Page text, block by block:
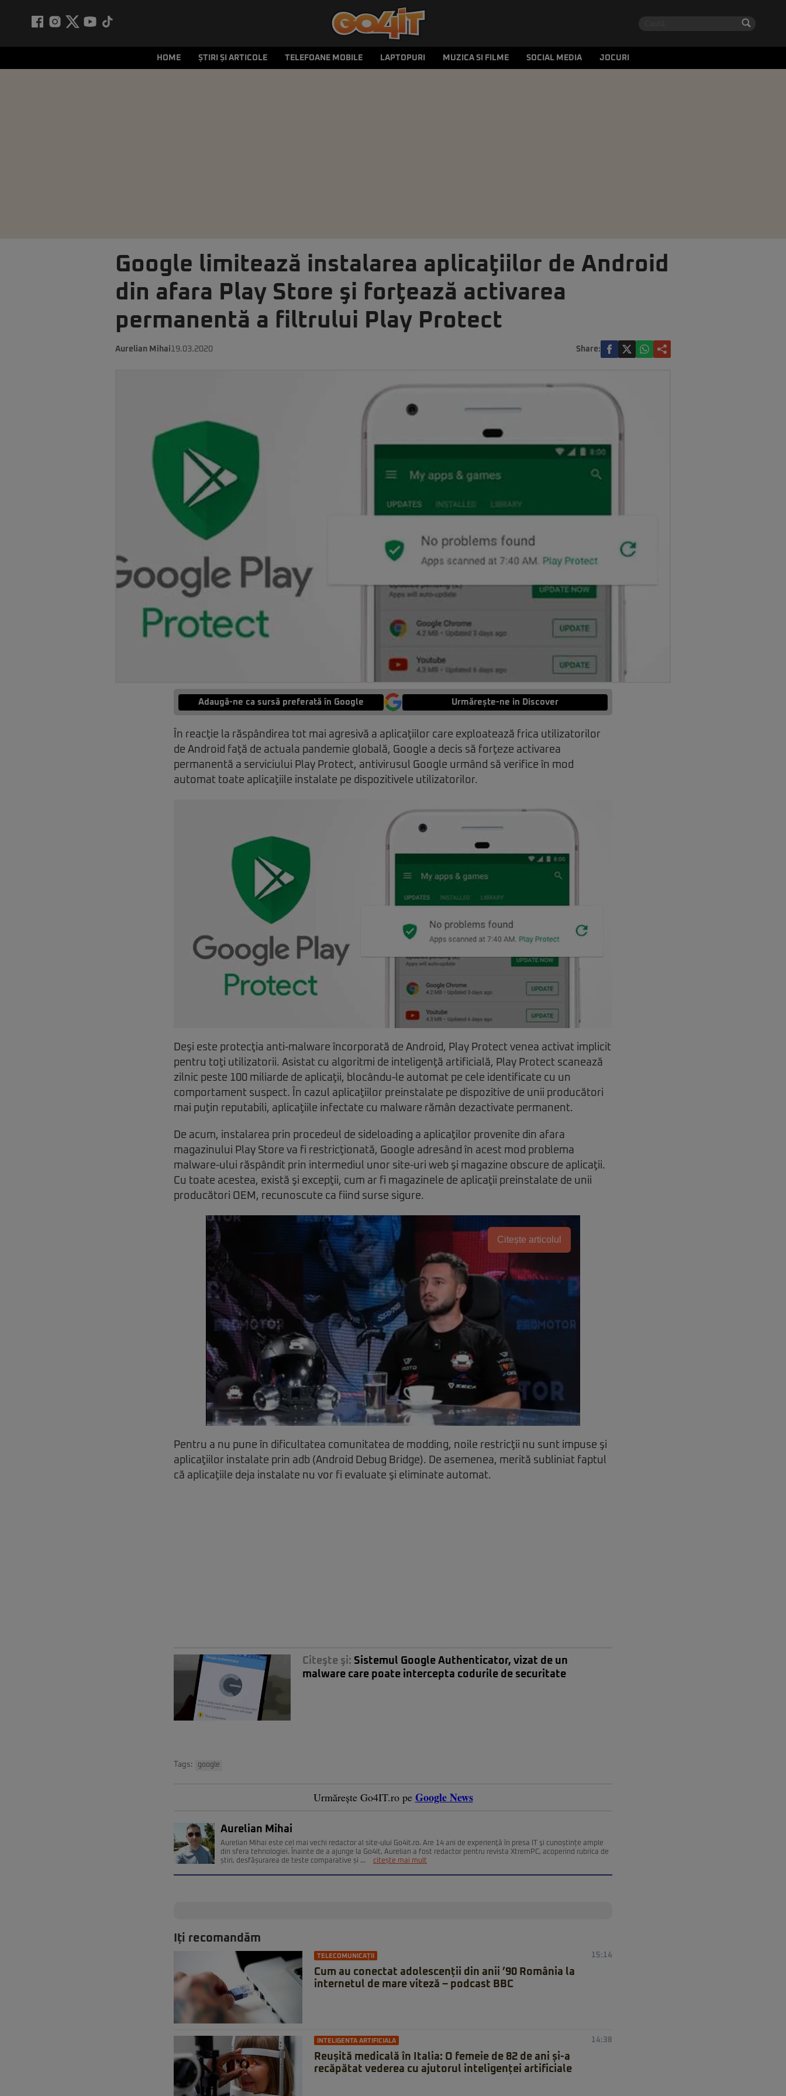
HOME ȘTIRI ȘI ARTICOLE TELEFOANE MOBILE LAPTOPURI MUZICA SI FILME SOCIAL MEDIA JOCURI
Google limitează instalarea aplicaţiilor de Android
din afara Play Store şi forţează activarea
permanentă a filtrului Play Protect
Aurelian Mihai19.03.2020 Share:
Adaugă-ne ca sursă preferată în Google Urmărește-ne in Discover
În reacţie la răspândirea tot mai agresivă a aplicaţiilor care exploatează frica utilizatorilor
de Android faţă de actuala pandemie globală, Google a decis să forţeze activarea
permanentă a serviciului Play Protect, antivirusul Google urmând să verifice în mod
automat toate aplicaţiile instalate pe dispozitivele utilizatorilor.
Deşi este protecţia anti-malware încorporată de Android, Play Protect venea activat implicit
pentru toţi utilizatorii. Asistat cu algoritmi de inteligenţă artificială, Play Protect scanează
zilnic peste 100 miliarde de aplicaţii, blocându-le automat pe cele identificate cu un
comportament suspect. În cazul aplicaţiilor preinstalate pe dispozitive de unii producători
mai puţin reputabili, aplicaţiile infectate cu malware rămân dezactivate permanent.
De acum, instalarea prin procedeul de sideloading a aplicaţilor provenite din afara
magazinului Play Store va fi restricţionată, Google adresând în acest mod problema
malware-ului răspândit prin intermediul unor site-uri web şi magazine obscure de aplicaţii.
Cu toate acestea, există şi excepţii, cum ar fi magazinele de aplicaţii preinstalate de unii
producători OEM, recunoscute ca fiind surse sigure.
Citește articolul
Pentru a nu pune în dificultatea comunitatea de modding, noile restricţii nu sunt impuse şi
aplicaţiilor instalate prin adb (Android Debug Bridge). De asemenea, merită subliniat faptul
că aplicaţiile deja instalate nu vor fi evaluate şi eliminate automat.
Citeşte şi: Sistemul Google Authenticator, vizat de un
malware care poate intercepta codurile de securitate
Tags: google
Urmărește Go4IT.ro pe Google News
Aurelian Mihai
Aurelian Mihai este cel mai vechi redactor al site-ului Go4it.ro. Are 14 ani de experienţă în presa IT şi cunoștințe ample
din sfera tehnologiei. Înainte de a ajunge la Go4it, Aurelian a fost redactor pentru revista XtremPC, acoperind rubrica de
știri, desfășurarea de teste comparative și ...
citește mai mult
Iți recomandăm
TELECOMUNICAȚII 15:14
Cum au conectat adolescenții din anii ’90 România la
internetul de mare viteză – podcast BBC
INTELIGENTA ARTIFICIALA 14:38
Reușită medicală în Italia: O femeie de 82 de ani și-a
recăpătat vederea cu ajutorul inteligenței artificiale